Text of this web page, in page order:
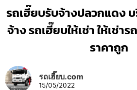
รถเฮี๊ยบรับจ้างปลวกแดง
จ้าง รถเฮี๊ยบให้เช่า ให้เช่า
ราคาถูก
รถเฮี๊ยบ.com
15/05/2022